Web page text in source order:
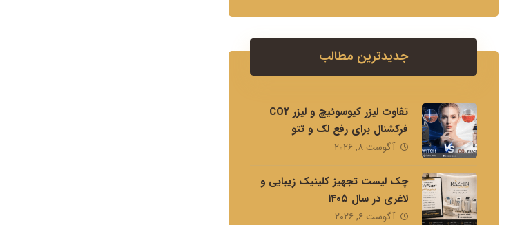
جدیدترین مطالب
تفاوت لیزر کیوسوئیچ و لیزر CO۲
فرکشنال برای رفع لک و تتو
آگوست ۸, ۲۰۲۶
چک لیست تجهیز کلینیک زیبایی و
لاغری در سال ۱۴۰۵
آگوست ۶, ۲۰۲۶